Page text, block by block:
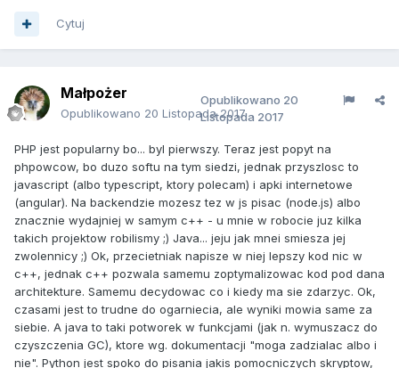
Cytuj
Małpożer
Opublikowano 20 Listopada 2017
Opublikowano 20
Listopada 2017
PHP jest popularny bo... byl pierwszy. Teraz jest popyt na
phpowcow, bo duzo softu na tym siedzi, jednak przyszlosc to
javascript (albo typescript, ktory polecam) i apki internetowe
(angular). Na backendzie mozesz tez w js pisac (node.js) albo
znacznie wydajniej w samym c++ - u mnie w robocie juz kilka
takich projektow robilismy ;) Java... jeju jak mnei smiesza jej
zwolennicy ;) Ok, przecietniak napisze w niej lepszy kod nic w
c++, jednak c++ pozwala samemu zoptymalizowac kod pod dana
architekture. Samemu decydowac co i kiedy ma sie zdarzyc. Ok,
czasami jest to trudne do ogarniecia, ale wyniki mowia same za
siebie. A java to taki potworek w funkcjami (jak n. wymuszacz do
czyszczenia GC), ktore wg. dokumentacji "moga zadzialac albo i
nie". Python jest spoko do pisania jakis pomocniczych skryptow,